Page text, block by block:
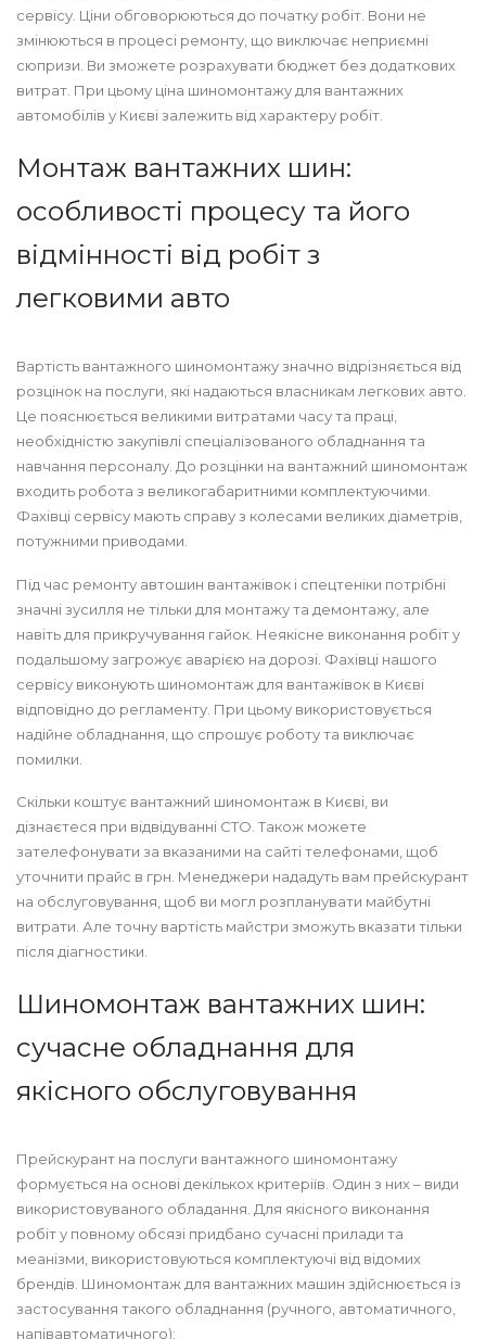
сервісу. Ціни обговорюються до початку робіт. Вони не
змінюються в процесі ремонту, що виключає неприємні
сюпризи. Ви зможете розрахувати бюджет без додаткових
витрат. При цьому ціна шиномонтажу для вантажних
автомобілів у Києві залежить від характеру робіт.
Монтаж вантажних шин:
особливості процесу та його
відмінності від робіт з
легковими авто
Вартість вантажного шиномонтажу значно відрізняється від
розцінок на послуги, які надаються власникам легкових авто.
Це пояснюється великими витратами часу та праці,
необхідністю закупівлі спеціалізованого обладнання та
навчання персоналу. До розцінки на вантажний шиномонтаж
входить робота з великогабаритними комплектуючими.
Фахівці сервісу мають справу з колесами великих діаметрів,
потужними приводами.
Під час ремонту автошин вантажівок і спецтеніки потрібні
значні зусилля не тільки для монтажу та демонтажу, але
навіть для прикручування гайок. Неякісне виконання робіт у
подальшому загрожує аварією на дорозі. Фахівці нашого
сервісу виконують шиномонтаж для вантажівок в Києві
відповідно до регламенту. При цьому використовується
надійне обладнання, що спрошує роботу та виключає
помилки.
Скільки коштує вантажний шиномонтаж в Києві, ви
дізнаєтеся при відвідуванні СТО. Також можете
зателефонувати за вказаними на сайті телефонами, щоб
уточнити прайс в грн. Менеджери нададуть вам прейскурант
на обслуговування, щоб ви могл розпланувати майбутні
витрати. Але точну вартість майстри зможуть вказати тільки
після діагностики.
Шиномонтаж вантажних шин:
сучасне обладнання для
якісного обслуговування
Прейскурант на послуги вантажного шиномонтажу
формується на основі декількох критеріїв. Один з них – види
використовуваного обладання. Для якісного виконання
робіт у повному обсязі придбано сучасні прилади та
меанізми, використовуються комплектуючі від відомих
брендів. Шиномонтаж для вантажних машин здійснюється із
застосування такого обладнання (ручного, автоматичного,
напівавтоматичного):